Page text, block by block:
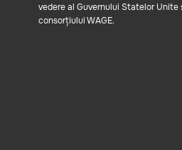
vedere al Guvernului Statelor Unite
consorțiului WAGE.